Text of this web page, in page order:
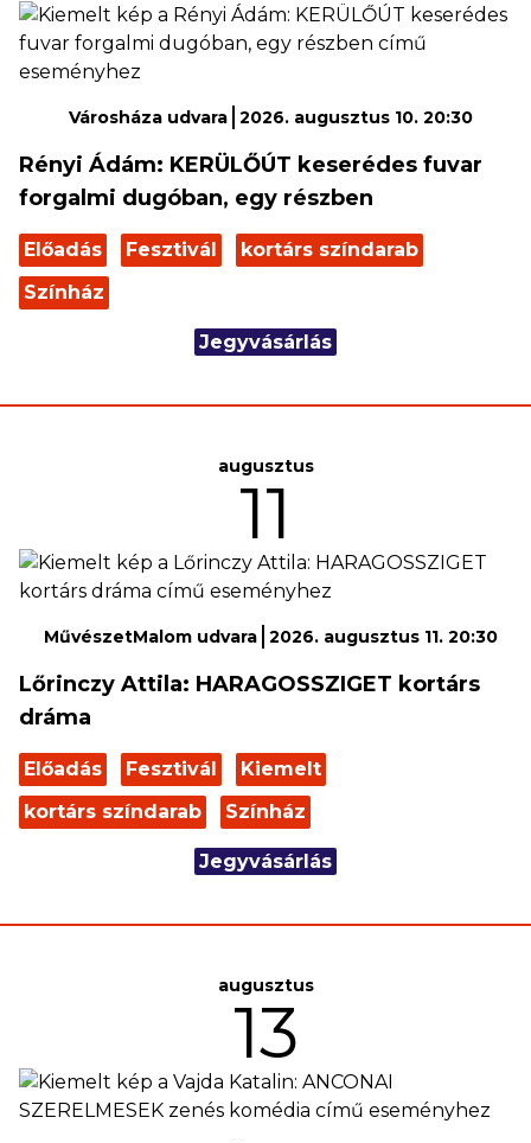
Városháza udvara 2026. augusztus 10. 20:30
Rényi Ádám: KERÜLŐÚT keserédes fuvar
forgalmi dugóban, egy részben
Előadás Fesztivál
kortárs színdarab
Színház
Jegyvásárlás
augusztus
11
MűvészetMalom udvara 2026. augusztus 11. 20:30
Lőrinczy Attila: HARAGOSSZIGET kortárs
dráma
Előadás Fesztivál
Kiemelt
kortárs színdarab
Színház
Jegyvásárlás
augusztus
13